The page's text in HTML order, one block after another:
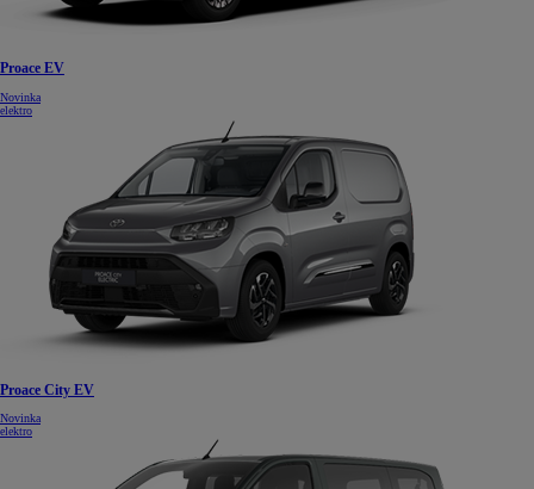
Proace EV
Novinka
elektro
Proace City EV
Novinka
elektro